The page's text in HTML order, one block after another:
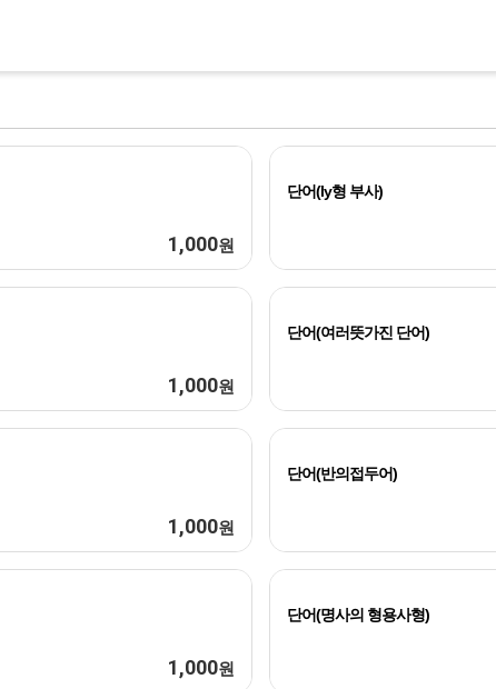
1,000원
단어(ly형 부사)
1,000원
단어(여러뜻가진 단어)
1,000원
단어(반의접두어)
1,000원
단어(명사의 형용사형)